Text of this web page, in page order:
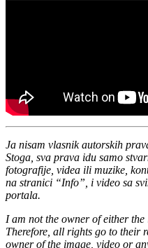
Ja nisam vlasnik autorskih
Stoga, sva prava idu samo
fotografije, videa ili muzike,
na stranici “Info”, i video sa
portala.
I am not the owner of either
Therefore, all rights go to their
owner of the image, video or